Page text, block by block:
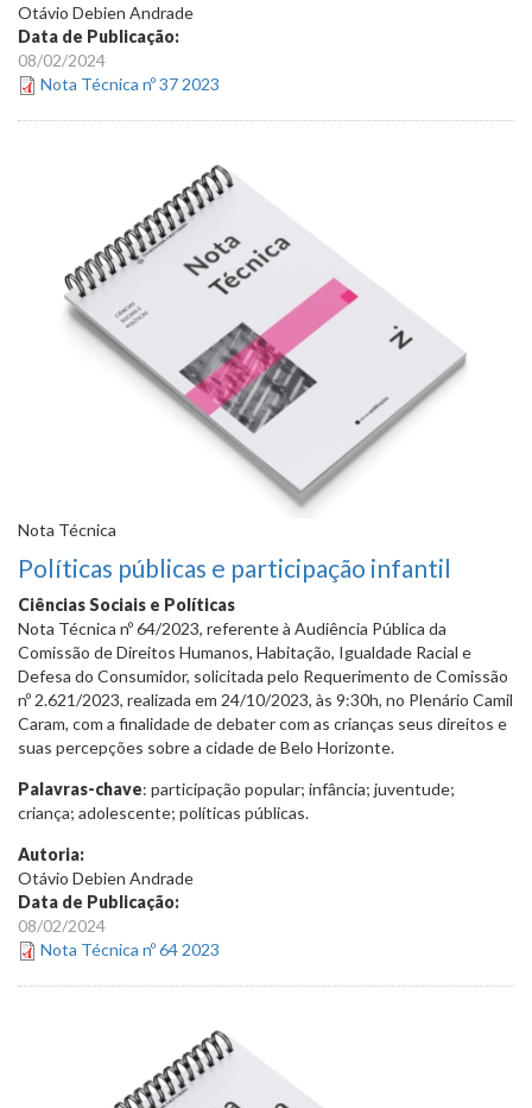
Otávio Debien Andrade
Data de Publicação:
08/02/2024
Nota Técnica nº 37 2023
Nota Técnica
Políticas públicas e participação infantil
Ciências Sociais e Políticas
Nota Técnica nº 64/2023, referente à Audiência Pública da
Comissão de Direitos Humanos, Habitação, Igualdade Racial e
Defesa do Consumidor, solicitada pelo Requerimento de Comissão
nº 2.621/2023, realizada em 24/10/2023, às 9:30h, no Plenário Camil
Caram, com a finalidade de debater com as crianças seus direitos e
suas percepções sobre a cidade de Belo Horizonte.
Palavras-chave: participação popular; infância; juventude;
criança; adolescente; políticas públicas.
Autoria:
Otávio Debien Andrade
Data de Publicação:
08/02/2024
Nota Técnica nº 64 2023